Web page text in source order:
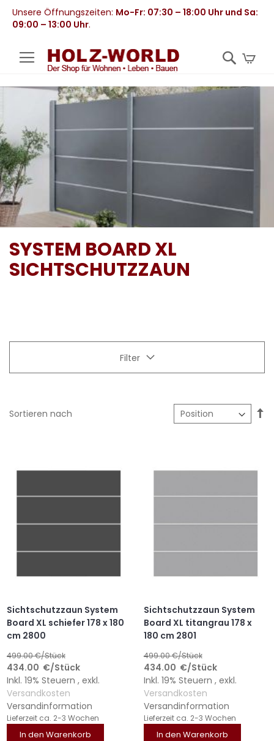
Unsere Öffnungszeiten: Mo-Fr: 07:30 – 18:00 Uhr und Sa:
09:00 – 13:00 Uhr.
SYSTEM BOARD XL
SICHTSCHUTZZAUN
Filter
Sortieren nach
Sichtschutzzaun System
Board XL schiefer 178 x 180
cm 2800
499.00€/Stück
434.00 €/Stück
Inkl. 19% Steuern , exkl.
Versandkosten
Versandinformation
Lieferzeit ca. 2-3 Wochen
In den Warenkorb
Sichtschutzzaun System
Board XL titangrau 178 x
180 cm 2801
499.00€/Stück
434.00 €/Stück
Inkl. 19% Steuern , exkl.
Versandkosten
Versandinformation
Lieferzeit ca. 2-3 Wochen
In den Warenkorb